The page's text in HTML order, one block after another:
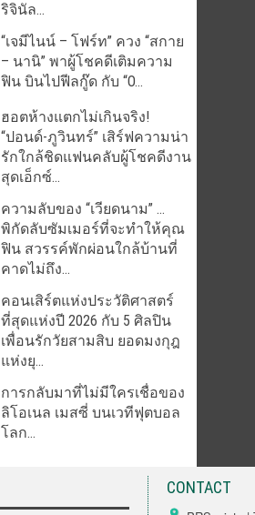
ริจินัล...
“เจมีไนน์ – โฟร์ท” ควง “สกาย
– นานิ” พาผู้โชคดีเติมความ
ฟิน บินไปฟีลกู๊ด กับ “O...
ฮอตห้างแตกไม่เกินจริง!
“ปอนด์-ภูวินทร์” เสิร์ฟความน่า
รักใกล้ชิดแฟนคลับผู้โชคดีงาน
สุดเอ็กซ์...
ความลับของ “เวียดนาม” …
พิกัดลับซัมเมอร์ที่จะทำให้คุณ
ฟิน สวรรค์พักผ่อนใกล้บ้านที่
คาดไม่ถึง...
คอนเสิร์ตแห่งประวัติศาสตร์
ที่สุดแห่งปี 2026 กับ 5 ศิลปิน
เพื่อนรักวัยสามสิบ ยอดมงกุฎ
แห่งยุ...
การกลับมาที่ไม่มีใครเชื่อของ
ลิโอเนล เมสซี่ บนเวทีฟุตบอล
โลก...
CONTACT